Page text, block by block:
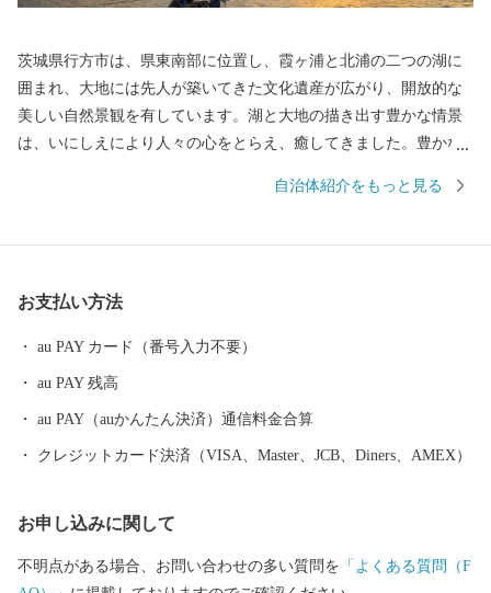
茨城県行方市は、県東南部に位置し、霞ヶ浦と北浦の二つの湖に
囲まれ、大地には先人が築いてきた文化遺産が広がり、開放的な
美しい自然景観を有しています。湖と大地の描き出す豊かな情景
は、いにしえにより人々の心をとらえ、癒してきました。豊かな
■……………………………………………………… お礼の品・証明
………………………………………………………■□■
自治体紹介をもっと見る
お支払い方法
au PAY カード（番号入力不要）
au PAY 残高
au PAY（auかんたん決済）通信料金合算
クレジットカード決済（VISA、Master、JCB、Diners、AMEX）
お申し込みに関して
不明点がある場合、お問い合わせの多い質問を 「よくある質問（F